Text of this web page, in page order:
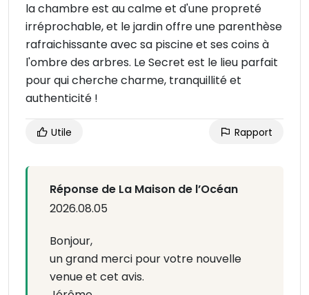
la chambre est au calme et d'une propreté
irréprochable, et le jardin offre une parenthèse
rafraichissante avec sa piscine et ses coins à
l'ombre des arbres. Le Secret est le lieu parfait
pour qui cherche charme, tranquillité et
authenticité !
Utile Rapport
Réponse de La Maison de l’Océan
2026.08.05
Bonjour,
un grand merci pour votre nouvelle
venue et cet avis.